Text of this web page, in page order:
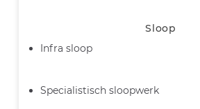
Sloop
Infra sloop
Specialistisch sloopwerk